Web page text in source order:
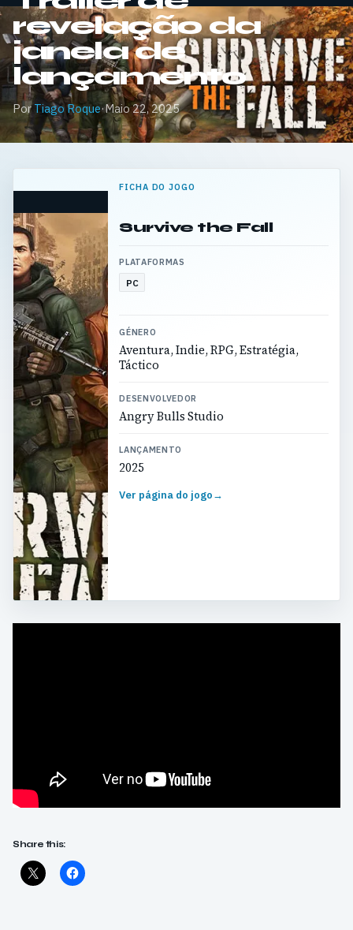
revelação da
janela de
lançamento
PorTiago Roque·Maio 22, 2025
FICHA DO JOGO
Survive the Fall
PLATAFORMAS
PC
GÉNERO
Aventura, Indie, RPG, Estratégia,
Táctico
DESENVOLVEDOR
Angry Bulls Studio
LANÇAMENTO
2025
Ver página do jogo→
Share this: